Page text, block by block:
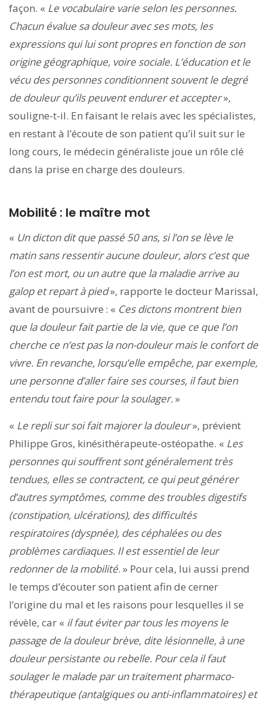
façon. « Le vocabulaire varie selon les personnes.
Chacun évalue sa douleur avec ses mots, les
expressions qui lui sont propres en fonction de son
origine géographique, voire sociale. L’éducation et le
vécu des personnes conditionnent souvent le degré
de douleur qu’ils peuvent endurer et accepter»,
souligne-t-il. En faisant le relais avec les spécialistes,
en restant à l’écoute de son patient qu’il suit sur le
long cours, le médecin généraliste joue un rôle clé
dans la prise en charge des douleurs.
Mobilité : le maître mot
« Un dicton dit que passé 50 ans, si l’on se lève le
matin sans ressentir aucune douleur, alors c’est que
l’on est mort, ou un autre que la maladie arrive au
galop et repart à pied», rapporte le docteur Marissal,
avant de poursuivre : « Ces dictons montrent bien
que la douleur fait partie de la vie, que ce que l’on
cherche ce n’est pas la non-douleur mais le confort de
vivre. En revanche, lorsqu’elle empêche, par exemple,
une personne d’aller faire ses courses, il faut bien
entendu tout faire pour la soulager.»
« Le repli sur soi fait majorer la douleur», prévient
Philippe Gros, kinésithérapeute-ostéopathe. « Les
personnes qui souffrent sont généralement très
tendues, elles se contractent, ce qui peut générer
d’autres symptômes, comme des troubles digestifs
(constipation, ulcérations), des difficultés
respiratoires (dyspnée), des céphalées ou des
problèmes cardiaques. Il est essentiel de leur
redonner de la mobilité. » Pour cela, lui aussi prend
le temps d’écouter son patient afin de cerner
l’origine du mal et les raisons pour lesquelles il se
révèle, car « il faut éviter par tous les moyens le
passage de la douleur brève, dite lésionnelle, à une
douleur persistante ou rebelle. Pour cela il faut
soulager le malade par un traitement pharmaco-
thérapeutique (antalgiques ou anti-inflammatoires) et